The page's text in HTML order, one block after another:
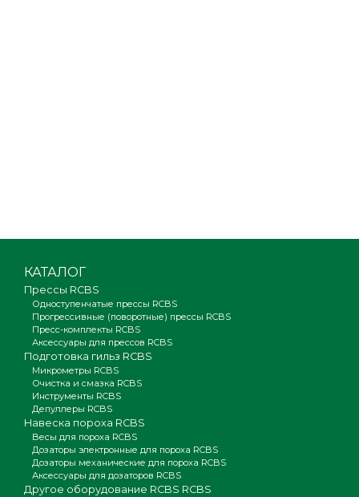
КАТАЛОГ
Прессы RCBS
Одноступенчатые прессы RCBS
Прогрессивные (поворотные) прессы RCBS
Пресс-комплекты RCBS
Аксессуары для прессов RCBS
Подготовка гильз RCBS
Микрометры RCBS
Очистка и смазка RCBS
Инструменты RCBS
Депуллеры RCBS
Навеска пороха RCBS
Весы для пороха RCBS
Дозаторы электронные для пороха RCBS
Дозаторы механические для пороха RCBS
Аксессуары для дозаторов RCBS
Другое оборудование RCBS RCBS